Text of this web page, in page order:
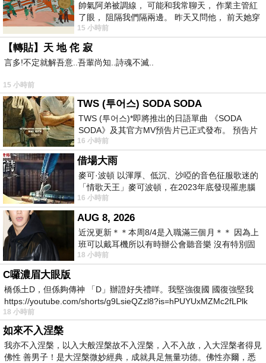
帥氣阿弟被調線， 可能和我常聊天， 作業主管紅
了眼， 阻隔我們隔兩邊。 昨天又問他， 前天她穿
什麼顏色衣服， 不經
15 小時前
【轉貼】天 地 侘 寂
言多!不定就解吾意..吾輩尚知..詩魂不滅..
15 小時前
TWS (투어스) SODA SODA
TWS (투어스)*即將推出的日語單曲 《SODA
SODA》及其官方MV預告片已正式發布。 預告片
一經發布， 就引發了粉絲們對這次夏季回
16 小時前
借場大雨
麥可·波頓 以渾厚、低沉、沙啞的音色征服歌迷的
「情歌天王」麥可波頓，在2023年底發現罹患腦
瘤「祈禱早日康復，一切都好」。
16 小時前
AUG 8, 2026
近況更新＊＊本周8/4是入職滿三個月＊＊ 因為上
班可以戴耳機所以有時辦公會聽音樂 沒有特別固
定哪天但就是一周某一天會固定聽'90
18 小時前
C囉濃眉大眼版
橋係土D，但係夠傳神 「D」辦證好失禮咩。我堅強復國 國復強堅我
https://youtube.com/shorts/g9LsieQZzl8?is=hPUYUxMZMc2fLPlk
18 小時前
如來不入涅槃
我亦不入涅槃，以入大般涅槃故不入涅槃，入不入故，入大涅槃者得見
佛性 善男子！是大涅槃微妙經典，成就具足無量功德。佛性亦爾，悉